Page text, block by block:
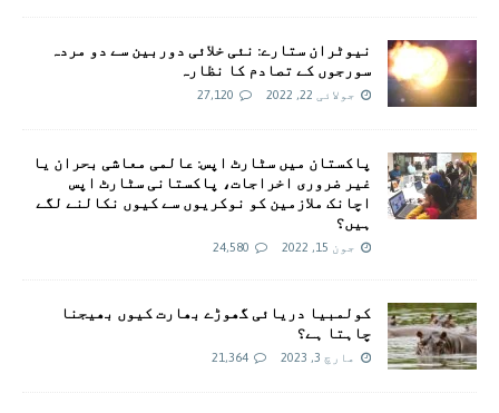
نیوٹران ستارے: نئی خلائی دوربین سے دو مردہ
سورجوں کے تصادم کا نظارہ
جولائی 22, 2022 27,120
پاکستان میں سٹارٹ اپس: عالمی معاشی بحران یا
غیر ضروری اخراجات، پاکستانی سٹارٹ اپس
اچانک ملازمین کو نوکریوں سے کیوں نکالنے لگے
ہیں؟
جون 15, 2022 24,580
کولمبیا دریائی گھوڑے بھارت کیوں بھیجنا
چاہتا ہے؟
مارچ 3, 2023 21,364